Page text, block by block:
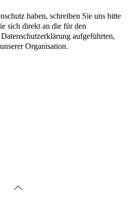
haben, schreiben Sie uns bitte
sich direkt an die für den
aufgeführten,
Organisation.